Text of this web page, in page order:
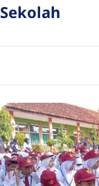
Sekolah